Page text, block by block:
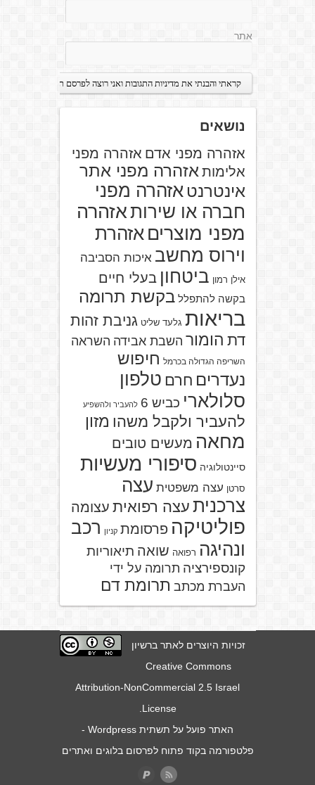
אתר
נושאים
אזהרה מפני אדם אזהרה מפני
אלימות אזהרה מפני אתר
אינטרנט אזהרה מפני
חברה או שירותאזהרה
מפני מוצרים אזהרת
וירוס מחשב איכות הסביבה
אילן רמון ביטחון בעלי חיים
בקשה להתפלל בקשת תרומה
בריאות גלעד שליט גניבת זהות
דת הומור השבת אבידה השראה
השריפה הגדולה בכרמל חיפוש
נעדרים חרם טלפון
סלולארי כביש 6 להעביר ולהשפיע
להעביר ולקבל משהו מזון
מחאה מעשים טובים
סיינטולוגיה סיפורי מעשיות
סרטן עצה משפטית עצה
צרכנית עצה רפואית עצומה
פוליטיקה פרסומת קניון רכב
ונהיגה רפואה שואה תיאוריות
קונספירציה תרומה על ידי
העברת מכתב תרומת דם
זכויות היוצרים לאתר ברשיון
Creative Commons
Attribution-NonCommercial 2.5 Israel
License
האתר פועל על תשתית Wordpress
-
פלטפורמה בקוד פתוח לפרסום בלוגים ואתרים